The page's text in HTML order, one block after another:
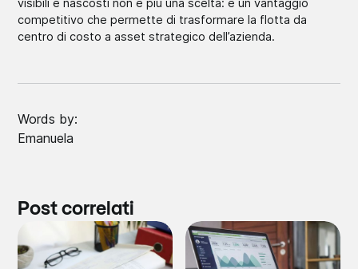
visibili e nascosti non è più una scelta: è un vantaggio
competitivo che permette di trasformare la flotta da
centro di costo a asset strategico dell’azienda.
Words by:
Emanuela
Post correlati